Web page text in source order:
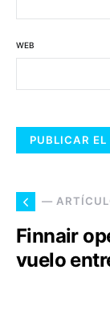
WEB
—
Finnair
vuelo